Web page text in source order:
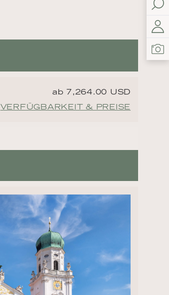
ab 7,264.00 USD
VERFÜGBARKEIT & PREISE